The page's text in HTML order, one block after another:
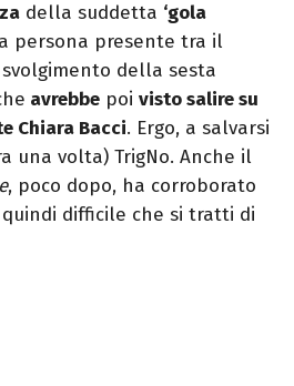
della suddetta ‘gola
persona presente tra il
della sesta
avrebbe poi visto salire su
Chiara Bacci. Ergo, a salvarsi
una volta) TrigNo. Anche il
, poco dopo, ha corroborato
quindi difficile che si tratti di